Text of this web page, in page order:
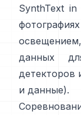
SynthText
данных
детекторов
и данные).